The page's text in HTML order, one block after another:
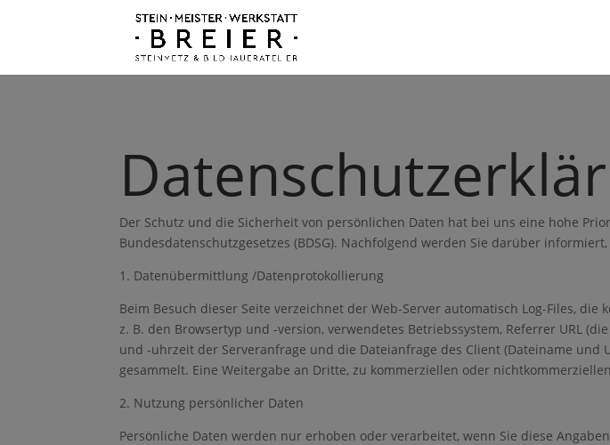
Der Schutz und die Sicherheit von persönlichen Daten hat bei uns eine hohe
Bundesdatenschutzgesetzes (BDSG). Nachfolgend werden Sie darüber
1. Datenübermittlung /Datenprotokollierung
Beim Besuch dieser Seite verzeichnet der Web-Server automatisch Log-Files,
z. B. den Browsertyp und -version, verwendetes Betriebssystem, Referrer URL
und -uhrzeit der Serveranfrage und die Dateianfrage des Client (Dateiname und
gesammelt. Eine Weitergabe an Dritte, zu kommerziellen oder
2. Nutzung persönlicher Daten
Persönliche Daten werden nur erhoben oder verarbeitet, wenn Sie diese